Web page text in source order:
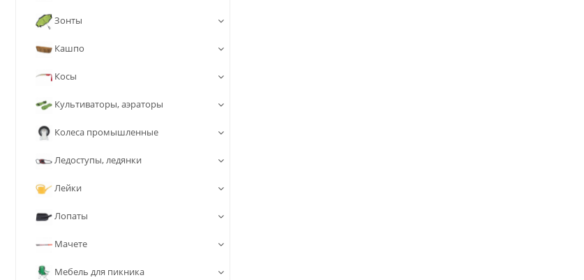
Зонты
Кашпо
Косы
Культиваторы, аэраторы
Колеса промышленные
Ледоступы, ледянки
Лейки
Лопаты
Мачете
Мебель для пикника